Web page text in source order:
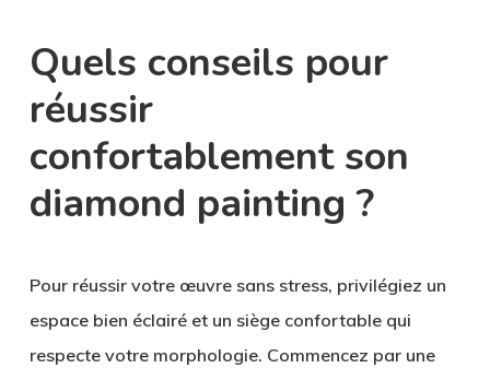
Quels conseils pour
réussir
confortablement son
diamond painting ?
Pour réussir votre œuvre sans stress, privilégiez un
espace bien éclairé et un siège confortable qui
respecte votre morphologie. Commencez par une